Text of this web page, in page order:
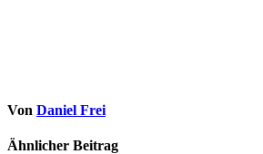
Von Daniel Frei
Ähnlicher Beitrag